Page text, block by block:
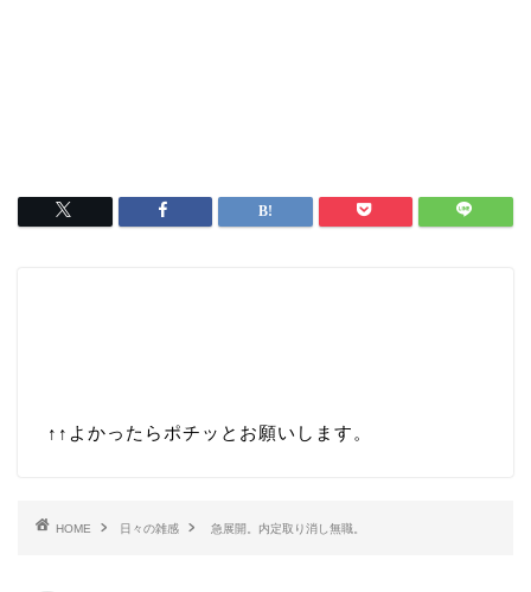
↑↑ よかったらポチッとお願いします。
HOME 日々の雑感 急展開。内定取り消し無職。